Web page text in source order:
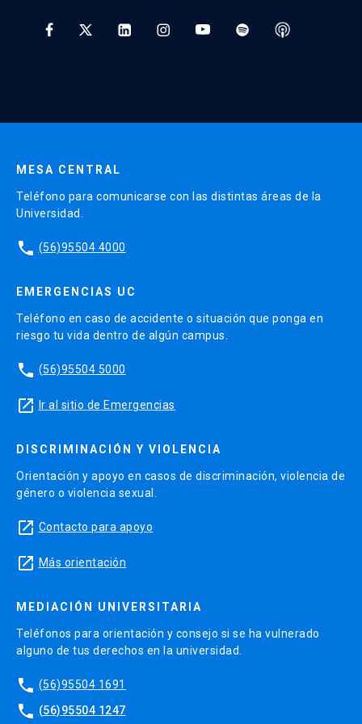
Médico cirujano, internista y
MESA CENTRAL
Teléfono para comunicarse con las distintas áreas de la
Universidad.
phone (56)95504 4000
EMERGENCIAS UC
Teléfono en caso de accidente o situación que ponga en
riesgo tu vida dentro de algún campus.
phone (56)95504 5000
launch Ir al sitio de Emergencias
DISCRIMINACIÓN Y VIOLENCIA
Orientación y apoyo en casos de discriminación, violencia de
género o violencia sexual.
launch Contacto para apoyo
launch Más orientación
MEDIACIÓN UNIVERSITARIA
Teléfonos para orientación y consejo si se ha vulnerado
alguno de tus derechos en la universidad.
phone (56)95504 1691
phone (56)95504 1247